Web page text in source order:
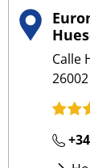
Calle
26002